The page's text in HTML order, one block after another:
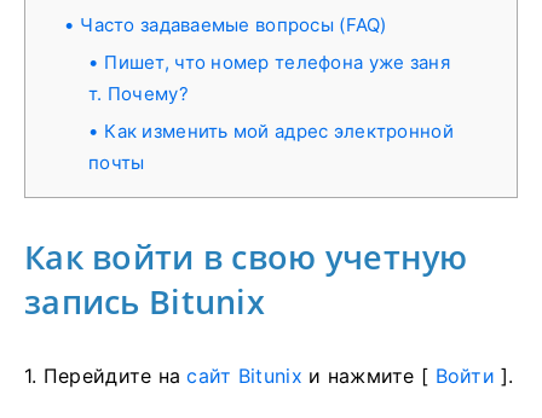
Часто задаваемые вопросы (FAQ)
Пишет, что номер телефона уже заня
т. Почему?
Как изменить мой адрес электронной
почты
Как войти в свою учетную
запись Bitunix
1. Перейдите насайт Bitunix и нажмите [ Войти ].